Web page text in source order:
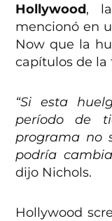
Hollywood, la
mencionó en
Now que la
capítulos de la
“Si esta
período de
programa no
podría
dijo Nichols.
Hollywood